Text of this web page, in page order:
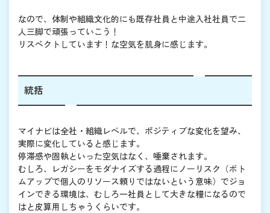
なので、体制や組織文化的にも既存社員と中途入社社員で二
人三脚で頑張っていこう！
リスペクトしています！な空気を肌身に感じます。
統括
マイナビは全社・組織レベルで、ポジティブな変化を望み、
実際に変化していると感じます。
停滞感や固執といった空気はなく、唾棄されます。
むしろ、レガシーをモダナイズする過程にノーリスク（ボト
ムアップで個人のリソース頼りではないという意味）でジョ
インできる環境は、むしろ一社員として大きな糧になるので
はと皮算用しちゃうくらいです。